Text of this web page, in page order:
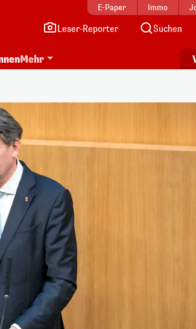
E-Paper Immo
Leser-Reporter Suchen
Mehr